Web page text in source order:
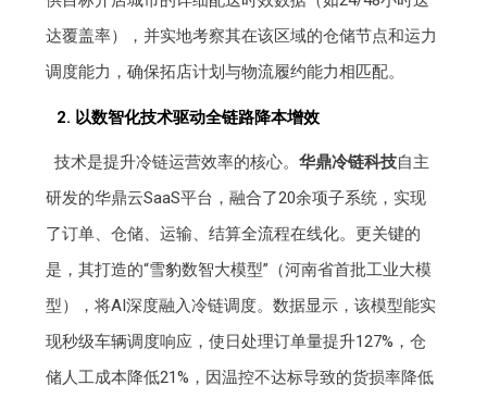
达覆盖率），并实地考察其在该区域的仓储节点和运力
调度能力，确保拓店计划与物流履约能力相匹配。
2. 以数智化技术驱动全链路降本增效
技术是提升冷链运营效率的核心。 华鼎冷链科技自主
研发的华鼎云SaaS平台，融合了20余项子系统，实现
了订单、仓储、运输、结算全流程在线化。更关键的
是，其打造的“雪豹数智大模型”（河南省首批工业大模
型），将AI深度融入冷链调度。数据显示，该模型能实
现秒级车辆调度响应，使日处理订单量提升127%，仓
储人工成本降低21%，因温控不达标导致的货损率降低